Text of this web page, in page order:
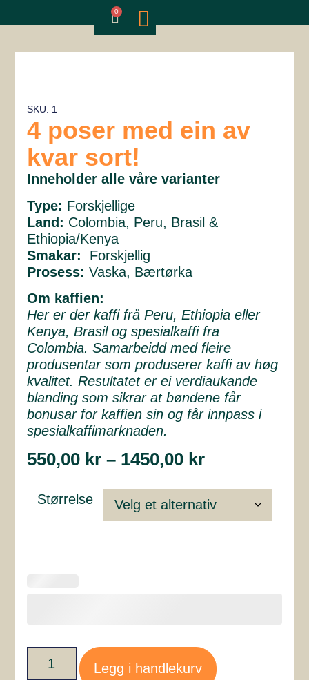
0
SKU: 1
4 poser med ein av
kvar sort!
Inneholder alle våre varianter
Type: Forskjellige
Land: Colombia, Peru, Brasil &
Ethiopia/Kenya
Smakar:
Forskjellig
Prosess: Vaska, Bærtørka
Om kaffien:
Her er der kaffi frå Peru, Ethiopia eller
Kenya, Brasil og spesialkaffi fra
Colombia. Samarbeidd med fleire
produsentar som produserer kaffi av høg
kvalitet. Resultatet er ei verdiaukande
blanding som sikrar at bøndene får
bonusar for kaffien sin og får innpass i
spesialkaffimarknaden.
550,00 kr – 1450,00 kr
Størrelse
Legg i handlekurv